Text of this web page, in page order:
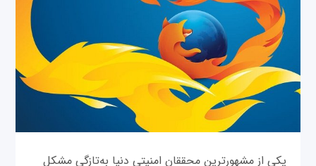
یکی از مشهورترین محققان امنیتی دنیا به‌تازگی مشکل